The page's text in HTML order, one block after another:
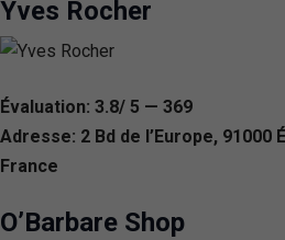
Yves Rocher
Évaluation: 3.8/ 5 — 369
Adresse: 2 Bd de l’Europe, 91000
France
O’Barbare Shop